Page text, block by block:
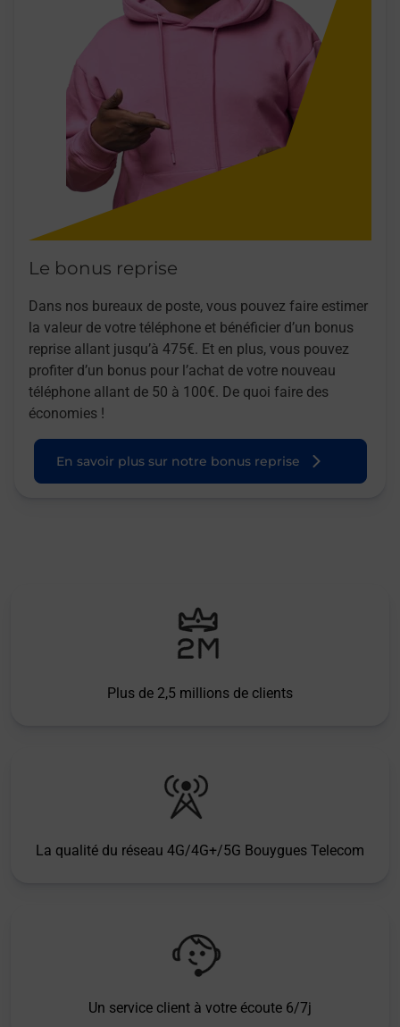
Le bonus reprise
Dans nos bureaux de poste, vous pouvez faire estimer
la valeur de votre téléphone et bénéficier d’un bonus
reprise allant jusqu’à 475€. Et en plus, vous pouvez
profiter d’un bonus pour l’achat de votre nouveau
téléphone allant de 50 à 100€. De quoi faire des
économies !
En savoir plus sur notre bonus reprise
Plus de 2,5 millions de clients
La qualité du réseau 4G/4G+/5G Bouygues Telecom
Un service client à votre écoute 6/7j